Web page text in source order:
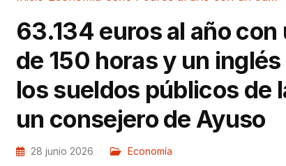
63.134 euros al año
de 150 horas y un inglés
los sueldos públicos de
un consejero de Ayuso
28 junio 2026 Economía